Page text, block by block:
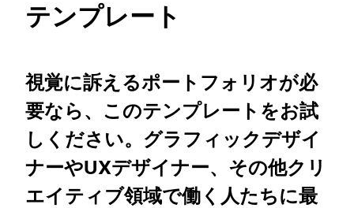
テンプレート
視覚に訴えるポートフォリオが必
要なら、このテンプレートをお試
しください。グラフィックデザイ
ナーやUXデザイナー、その他クリ
エイティブ領域で働く人たちに最